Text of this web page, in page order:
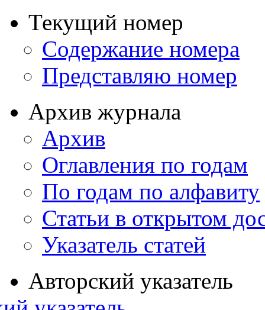
Текущий номер
Содержание номера
Представляю номер
Архив журнала
Архив
Оглавления по годам
По годам по алфавиту
Статьи в открытом
Указатель статей
Авторский указатель